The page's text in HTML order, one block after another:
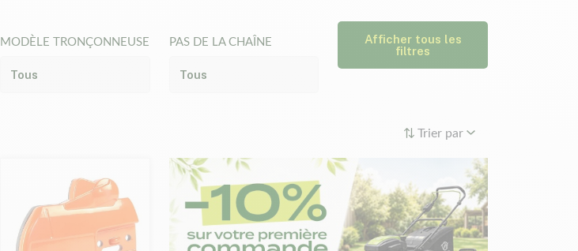
MODÈLE TRONÇONNEUSE PAS DE LA CHAÎNE
Afficher tous les
filtres
Trier par